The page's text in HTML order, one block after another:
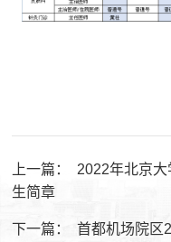
上一篇：
2022年北京
生简章
下一篇： 首都机场院区